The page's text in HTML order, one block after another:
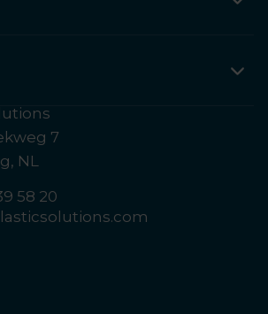
Solutions
7
NL
58 20